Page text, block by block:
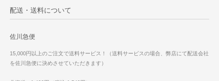
配送・送料について
佐川急便
15,000円以上のご注文で送料サービス！（送料サービスの場合、弊店にて配送会社
を佐川急便に決めさせていただきます）